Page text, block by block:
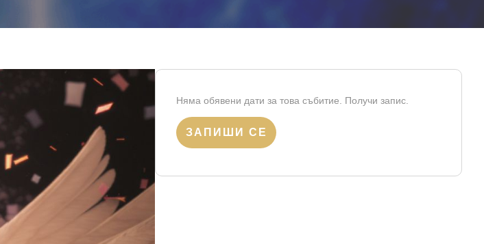
Няма обявени дати за това събитие. Получи запис.
ЗАПИШИ СЕ